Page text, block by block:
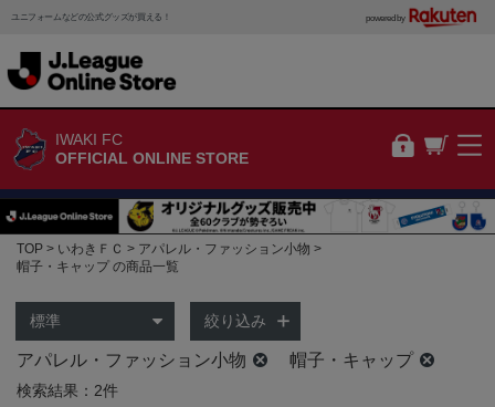
ユニフォームなどの公式グッズが買える！ powered by
IWAKI FC
OFFICIAL ONLINE STORE
TOP いわきＦＣ
アパレル・ファッション小物
帽子・キャップ の商品一覧
絞り込み
アパレル・ファッション小物 帽子・キャップ
検索結果：2件